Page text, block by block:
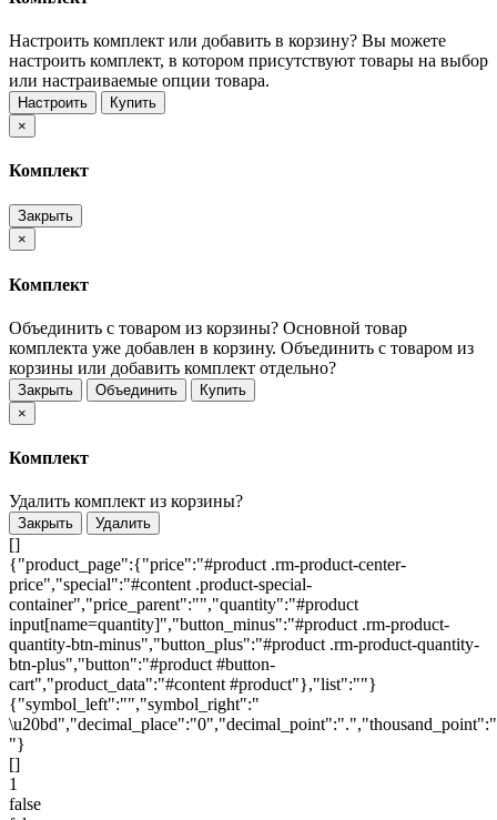
Настроить комплект или добавить в корзину? Вы можете
настроить комплект, в котором присутствуют товары на выбор
или настраиваемые опции товара.
Настроить
Купить
×
Комплект
Закрыть
×
Комплект
Объединить с товаром из корзины? Основной товар
комплекта уже добавлен в корзину. Объединить с товаром из
корзины или добавить комплект отдельно?
Закрыть Объединить
Купить
×
Комплект
Удалить комплект из корзины?
Закрыть Удалить
[]
{"product_page":{"price":"#product .rm-product-center-
price","special":"#content .product-special-
container","price_parent":"","quantity":"#product
input[name=quantity]","button_minus":"#product .rm-product-
quantity-btn-minus","button_plus":"#product .rm-product-quantity-
btn-plus","button":"#product #button-
cart","product_data":"#content #product"},"list":""}
{"symbol_left":"","symbol_right":"
\u20bd","decimal_place":"0","decimal_point":".","thousand_point":"
"}
[]
1
false